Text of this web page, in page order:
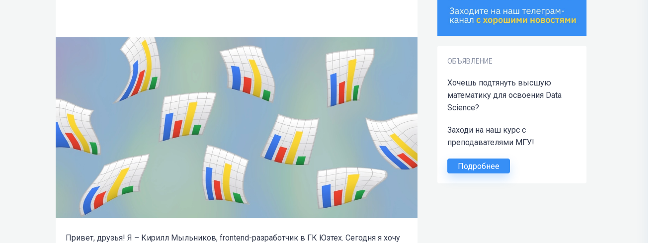
ОБЪЯВЛЕНИЕ
Хочешь подтянуть высшую
математику для освоения Data
Science?
Заходи на наш курс с
преподавателями МГУ!
Подробнее
Привет, друзья! Я – Кирилл Мыльников, frontend-разработчик в ГК Юзтех. Сегодня я хочу